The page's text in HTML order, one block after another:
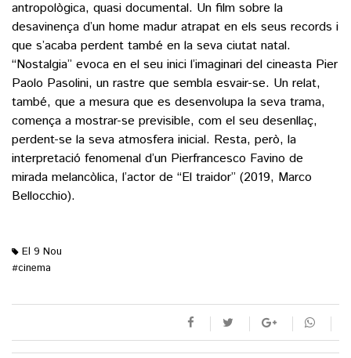
antropològica, quasi documental. Un film sobre la
desavinença d’un home madur atrapat en els seus records i
que s’acaba perdent també en la seva ciutat natal.
“Nostalgia” evoca en el seu inici l’imaginari del cineasta Pier
Paolo Pasolini, un rastre que sembla esvair-se. Un relat,
també, que a mesura que es desenvolupa la seva trama,
comença a mostrar-se previsible, com el seu desenllaç,
perdent-se la seva atmosfera inicial. Resta, però, la
interpretació fenomenal d’un Pierfrancesco Favino de
mirada melancòlica, l’actor de “El traidor” (2019, Marco
Bellocchio).
El 9 Nou
#cinema
M'agrada